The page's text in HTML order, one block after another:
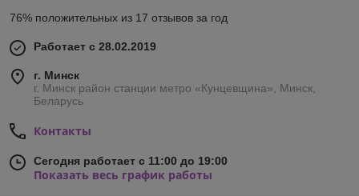
76% положительных из 17 отзывов за год
Работает с 28.02.2019
г. Минск
г. Минск район станции метро «Кунцевщина», Минск,
Беларусь
Контакты
Сегодня работает с 11:00 до 19:00
Показать весь график работы